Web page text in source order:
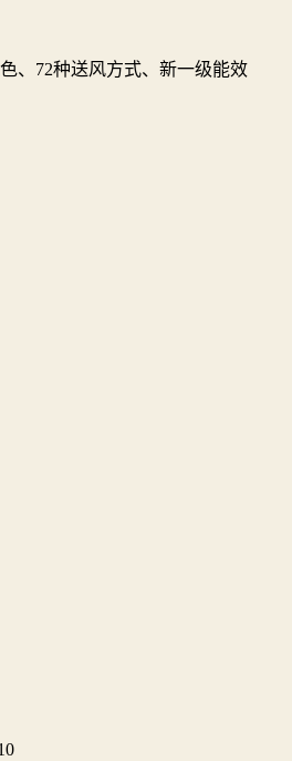
、72种送风方式、新一级能效